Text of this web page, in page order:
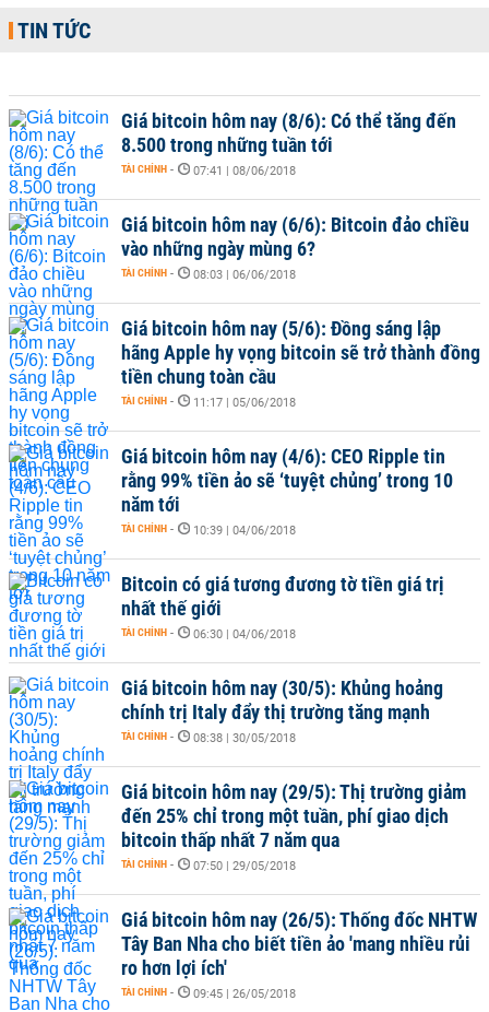
TIN TỨC
Giá bitcoin hôm nay (8/6): Có thể tăng đến
8.500 trong những tuần tới
TÀI CHÍNH - 07:41 | 08/06/2018
Giá bitcoin hôm nay (6/6): Bitcoin đảo chiều
vào những ngày mùng 6?
TÀI CHÍNH - 08:03 | 06/06/2018
Giá bitcoin hôm nay (5/6): Đồng sáng lập
hãng Apple hy vọng bitcoin sẽ trở thành đồng
tiền chung toàn cầu
TÀI CHÍNH - 11:17 | 05/06/2018
Giá bitcoin hôm nay (4/6): CEO Ripple tin
rằng 99% tiền ảo sẽ ‘tuyệt chủng’ trong 10
năm tới
TÀI CHÍNH - 10:39 | 04/06/2018
Bitcoin có giá tương đương tờ tiền giá trị
nhất thế giới
TÀI CHÍNH - 06:30 | 04/06/2018
Giá bitcoin hôm nay (30/5): Khủng hoảng
chính trị Italy đẩy thị trường tăng mạnh
TÀI CHÍNH - 08:38 | 30/05/2018
Giá bitcoin hôm nay (29/5): Thị trường giảm
đến 25% chỉ trong một tuần, phí giao dịch
bitcoin thấp nhất 7 năm qua
TÀI CHÍNH - 07:50 | 29/05/2018
Giá bitcoin hôm nay (26/5): Thống đốc NHTW
Tây Ban Nha cho biết tiền ảo 'mang nhiều rủi
ro hơn lợi ích'
TÀI CHÍNH - 09:45 | 26/05/2018